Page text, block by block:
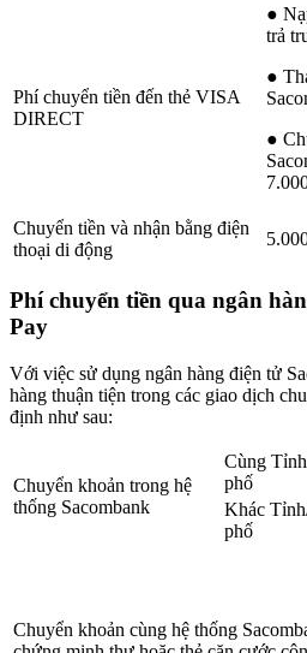
Phí chuyển tiền đến thẻ VISA
DIRECT
●
trả
●
●
Chuyển tiền và nhận bằng điện
thoại di động
Phí chuyển tiền qua ngân
Pay
Với việc sử dụng ngân hàng điện tử
hàng thuận tiện trong các giao dịch
định như sau:
Chuyển khoản trong hệ
thống Sacombank
Cùng
phố
Khác
phố
Chuyển khoản cùng hệ thống